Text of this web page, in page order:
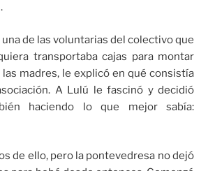
una de las voluntarias del colectivo que
transportaba cajas para montar
madres, le explicó en qué consistía
A Lulú le fascinó y decidió
haciendo lo que mejor sabía:
de ello, pero la pontevedresa no dejó